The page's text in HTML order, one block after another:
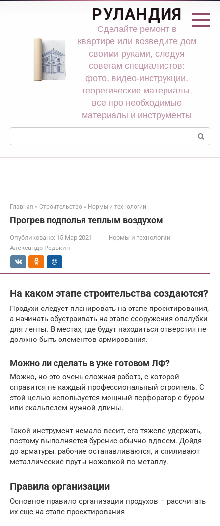
Перейти
РУЛАНДИЯ
Сделайте ремонт в
квартире или возведите дом
своими руками, следуя
советам специалистов:
фото, видео-инструкции,
теоретические материалы,
все про необходимые
материалы и инструменты
Поиск:
Главная » Строительство » Нормы и технологии
Прогрев подполья теплым воздухом
Опубликовано: 15 Мар 2021
Нормы и технологии
Александр Редькин
На каком этапе строительства создаются?
Продухи следует планировать на этапе проектирования,
а начинать обустраивать на этапе сооружения опалубки
для ленты. В местах, где будут находиться отверстия не
должно быть элементов армирования.
Можно ли сделать в уже готовом ЛФ?
Можно, но это очень сложная работа, с которой
справится не каждый профессиональный строитель. С
этой целью используется мощный перфоратор с буром
или скальпелем нужной длины.
Такой инструмент немало весит, его тяжело удержать,
поэтому выполняется бурение обычно вдвоем. Дойдя
до арматуры, рабочие останавливаются, и спиливают
металлические пруты ножовкой по металлу.
Правила организации
Основное правило организации продухов – рассчитать
их еще на этапе проектирования